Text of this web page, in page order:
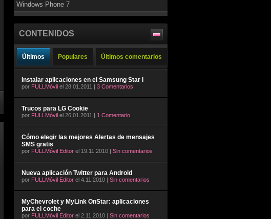
Windows Phone 7
CONTENIDOS
Últimos Populares Últimos comentarios
Instalar aplicaciones en el Samsung Star I
por FULLMóvil el 28.01.2011 | 3 Comentarios
Trucos para LG Cookie
por FULLMóvil el 26.01.2011 | 1 Comentario
Cómo elegir las mejores Alertas de mensajes
SMS gratis
por FULLMóvil Editor el 19.11.2010 | Sin comentarios
Nueva aplicación Twitter para Android
por FULLMóvil Editor el 4.11.2010 | Sin comentarios
MyChevrolet y MyLink OnStar: aplicaciones
para el coche
por FULLMóvil Editor el 2.11.2010 | Sin comentarios